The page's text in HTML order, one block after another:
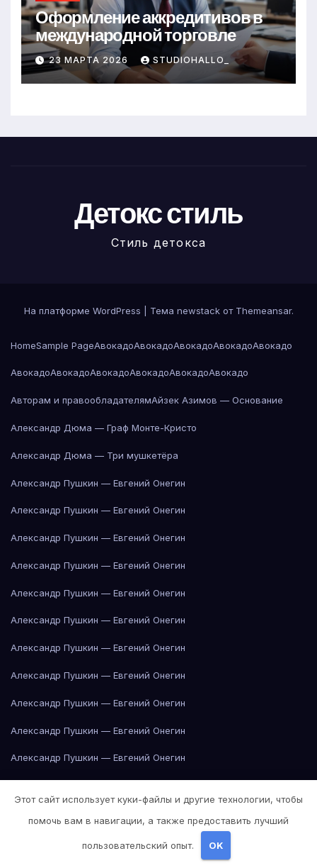
Оформление аккредитивов в
международной торговле
23 МАРТА 2026 STUDIOHALLO_
Детокс стиль
Стиль детокса
На платформе WordPress Тема newstack от Themeansar.
HomeSample PageАвокадоАвокадоАвокадоАвокадоАвокадо
АвокадоАвокадоАвокадоАвокадоАвокадоАвокадо
Авторам и правообладателямАйзек Азимов — Основание
Александр Дюма — Граф Монте-Кристо
Александр Дюма — Три мушкетёра
Александр Пушкин — Евгений Онегин
Александр Пушкин — Евгений Онегин
Александр Пушкин — Евгений Онегин
Александр Пушкин — Евгений Онегин
Александр Пушкин — Евгений Онегин
Александр Пушкин — Евгений Онегин
Александр Пушкин — Евгений Онегин
Александр Пушкин — Евгений Онегин
Александр Пушкин — Евгений Онегин
Александр Пушкин — Евгений Онегин
Александр Пушкин — Евгений Онегин
Александр Пушкин — Евгений Онегин
Этот сайт использует куки-файлы и другие технологии, чтобы
помочь вам в навигации, а также предоставить лучший
пользовательский опыт. OK